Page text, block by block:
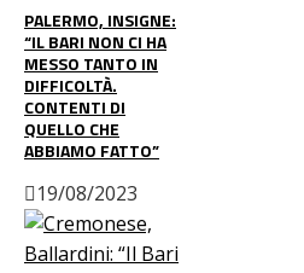
PALERMO, INSIGNE:
“IL BARI NON CI HA
MESSO TANTO IN
DIFFICOLTÀ.
CONTENTI DI
QUELLO CHE
ABBIAMO FATTO”
19/08/2023